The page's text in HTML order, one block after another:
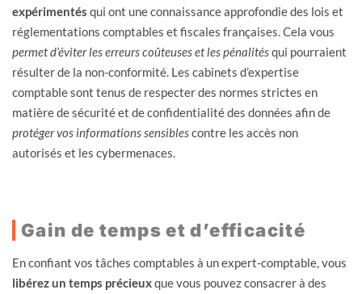
expérimentés qui ont une connaissance approfondie des lois et
réglementations comptables et fiscales françaises. Cela vous
permet d’éviter les erreurs coûteuses et les pénalitésqui pourraient
résulter de la non-conformité. Les cabinets d’expertise
comptable sont tenus de respecter des normes strictes en
matière de sécurité et de confidentialité des données afin de
protéger vos informations sensiblescontre les accès non
autorisés et les cybermenaces.
Gain de temps et d’efficacité
En confiant vos tâches comptables à un expert-comptable, vous
libérez un temps précieuxque vous pouvez consacrer à des